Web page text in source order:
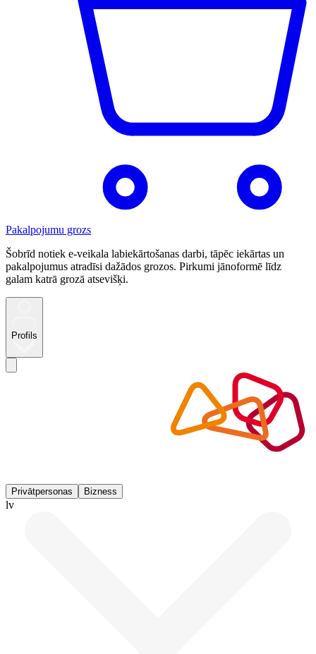
Pakalpojumu grozs
Šobrīd notiek e-veikala labiekārtošanas darbi, tāpēc iekārtas un
pakalpojumus atradīsi dažādos grozos. Pirkumi jānoformē līdz
galam katrā grozā atsevišķi.
Profils
Privātpersonas Bizness
lv